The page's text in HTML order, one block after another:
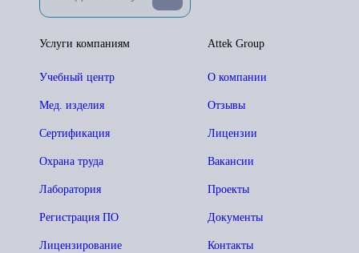
Attek Group
О компании
Отзывы
Лицензии
Вакансии
Проекты
Документы
Контакты
Услуги компаниям
Учебный центр
Мед. изделия
Сертификация
Охрана труда
Лаборатория
Регистрация ПО
Лицензирование